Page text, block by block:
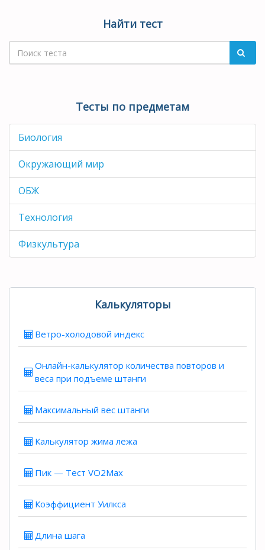
Найти тест
Тесты по предметам
Биология
Окружающий мир
ОБЖ
Технология
Физкультура
Калькуляторы
Ветро-холодовой индекс
Онлайн-калькулятор количества повторов и
веса при подъеме штанги
Максимальный вес штанги
Калькулятор жима лежа
Пик — Тест VO2Max
Коэффициент Уилкса
Длина шага